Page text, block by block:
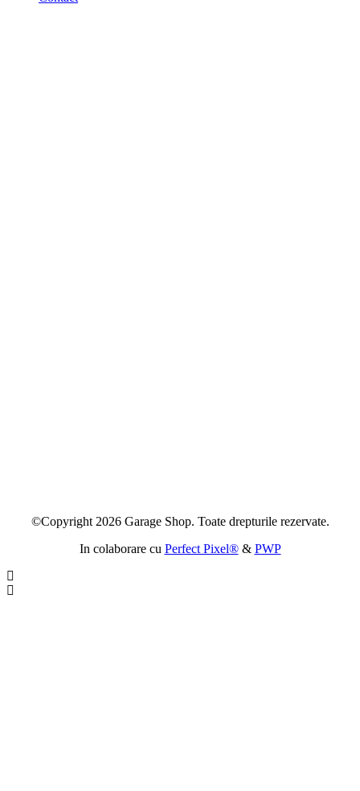
©Copyright 2026 Garage Shop. Toate drepturile rezervate.
In colaborare cu Perfect Pixel®& PWP